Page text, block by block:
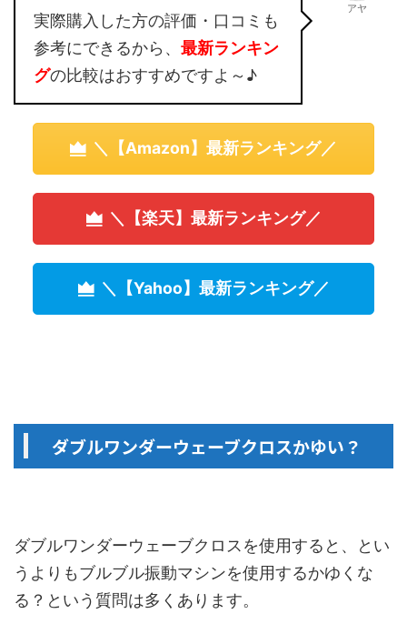
実際購入した方の評価・口コミも
参考にできるから、 最新ランキン
グの比較はおすすめですよ～♪
アヤ
＼【Amazon】最新ランキング／
＼【楽天】最新ランキング／
＼【Yahoo】最新ランキング／
ダブルワンダーウェーブクロスかゆい？
ダブルワンダーウェーブクロスを使用すると、とい
うよりもブルブル振動マシンを使用するかゆくな
る？という質問は多くあります。